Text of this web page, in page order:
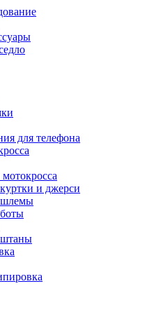
для телефона
и джерси